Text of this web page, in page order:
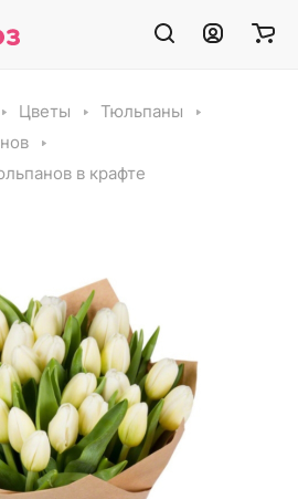
Цветы
Тюльпаны
в крафте